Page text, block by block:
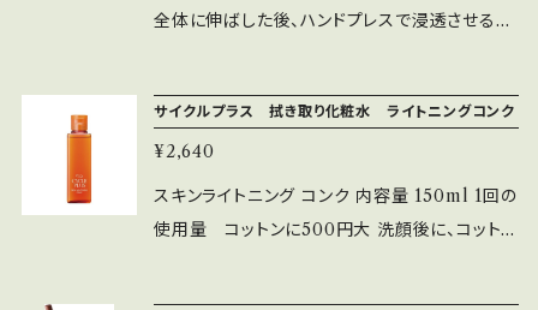
ペプチド 安定型レチノール セラミド 保湿クリー
全体に伸ばした後、ハンドプレスで浸透させる
ンC誘導体 乳液 無着色 無香料） 肌の保水力を
強力にするセラミドと保湿効果の高い保湿型ビ
タミンC誘導体を配合した美容乳液 肌表面から
深部まで潤いで満たし、キメの整った、しっとり滑
サイクルプラス 拭き取り化粧水 ライトニングコンク
¥2,640
スキンライトニング コンク 内容量 150ml 1回の
使用量 コットンに500円大 洗顔後に、コットン